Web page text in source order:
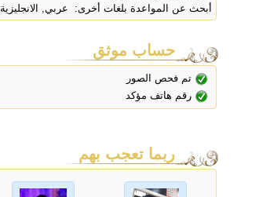
أبحث عن المواعدة بلغات أخرى: عربي, الانجليزية
حساب موثق
تم فحص الصور
رقم هاتف مؤكد
ربما تعجب بهم